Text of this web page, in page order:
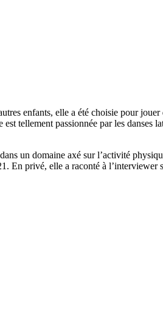
enfants, elle a été choisie pour
tellement passionnée par les
un domaine axé sur l’activité
En privé, elle a raconté à